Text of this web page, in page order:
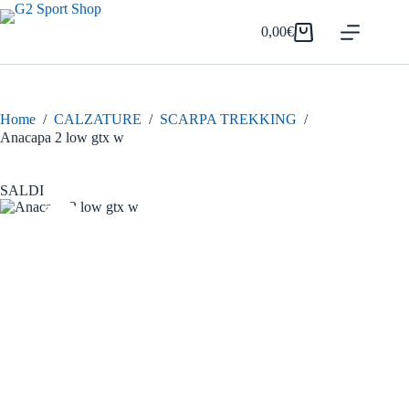
Salta
al
Carrello
0,00€
Home / CALZATURE / SCARPA TREKKING /
Anacapa 2 low gtx w
SALDI